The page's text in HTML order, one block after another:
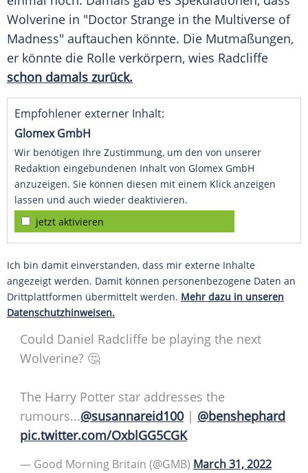
Wolverine in "Doctor Strange in the Multiverse of
Madness" auftauchen könnte. Die Mutmaßungen,
er könnte die Rolle verkörpern, wies Radcliffe
schon damals zurück.
Empfohlener externer Inhalt:
Glomex GmbH
Wir benötigen Ihre Zustimmung, um den von unserer
Redaktion eingebundenen Inhalt von Glomex GmbH
anzuzeigen. Sie können diesen mit einem Klick anzeigen
lassen und auch wieder deaktivieren.
jetzt aktivieren
Ich bin damit einverstanden, dass mir externe Inhalte
angezeigt werden. Damit können personenbezogene Daten an
Drittplattformen übermittelt werden. Mehr dazu in unseren
Datenschutzhinweisen.
Could Daniel Radcliffe be playing the next
Wolverine? 🤔
The Harry Potter star addresses the
rumours...@susannareid100| @benshephard
pic.twitter.com/OxblGG5CGK
— Good Morning Britain (@GMB) March 31, 2022